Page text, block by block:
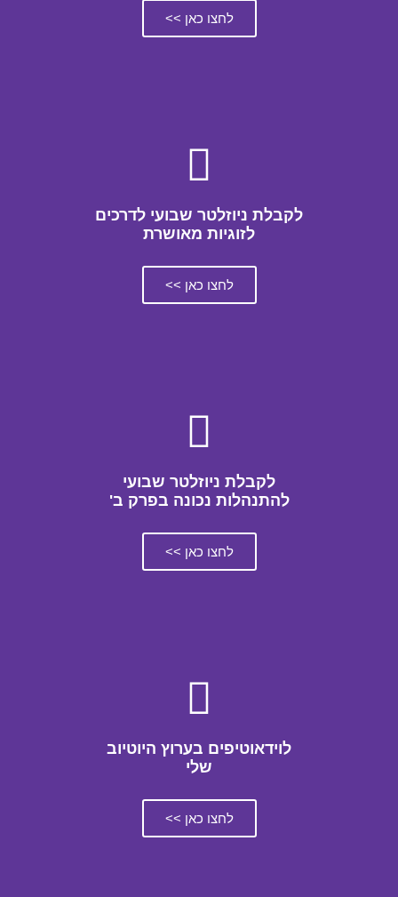
לחצו כאן >>
לקבלת ניוזלטר שבועי לדרכים
לזוגיות מאושרת
לחצו כאן >>
לקבלת ניוזלטר שבועי
להתנהלות נכונה בפרק ב'
לחצו כאן >>
לוידאוטיפים בערוץ היוטיוב
שלי
לחצו כאן >>